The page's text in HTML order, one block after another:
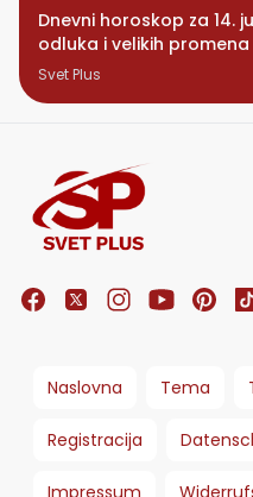
Dnevni horoskop za 14.
odluka i velikih
planu
Svet Plus
Naslovna Tema
Registracija
Impressum